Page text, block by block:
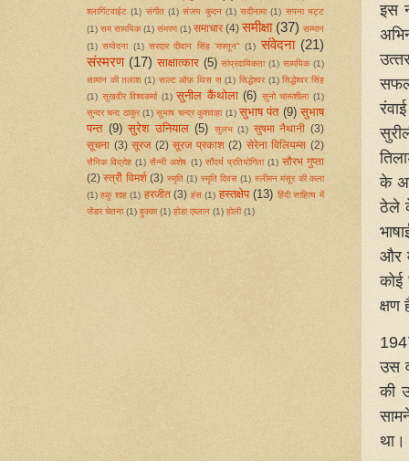
इस
सफल
के
ठेले
और
कोई
उस
की
श्लागिंटवाईट (1) संगीत (1) संजय कुदन (1) सदीनामा (1) सपना भट्ट
(1) सम सामयिक (1) संमरण (1) समाचार (4) समीक्षा (37) सम्मान
(1) सम्वेदना (1) सरदार दीवान सिंह 'मफ्तून" (1) संवेदना (21)
संस्मरण (17) साक्षात्कार (5) सांप्रदायिकता (1) सामयिक (1)
सामान की तलाश (1) साल्ट ऑफ़ थिस स (1) सिद्धेश्‍वर (1) सिद्धेश्वर सिंह
(1) सुखवीर विश्वकर्मा (1) सुनील कैंथोला (6) सुनो चारूशीला (1)
सुन्दर चन्द ठाकुर (1) सुभाष चन्द्र कुशवाहा (1) सुभाष पंत (9) सुभाष
पन्त (9) सुरेश उनियाल (5) सुलभ (1) सुषमा नैथानी (3)
सूचना (3) सूरज (2) सूरज प्रकाश (2) सेरेना विलियम्स (2)
सैनिक विद्रोह (1) सैन्नी अशेष (1) सौंदर्य प्रतियोगिता (1) सौरभ गुप्ता
(2) स्त्रीे विमर्श (3) स्‍मृति (1) स्मृति दिवस (1) स्लीमन मंसूर की कला
(1) हकु शाह (1) हरजीत (3) हंस (1) हस्तक्षेप (13) हिंदी साहित्य में
जेंडर चेतना (1) हुक्का (1) होडा एब्लान (1) होली (1)